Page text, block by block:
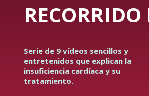
Serie de 9 vídeos sencillos y
entretenidos que explican la
insuficiencia cardíaca y su
tratamiento.